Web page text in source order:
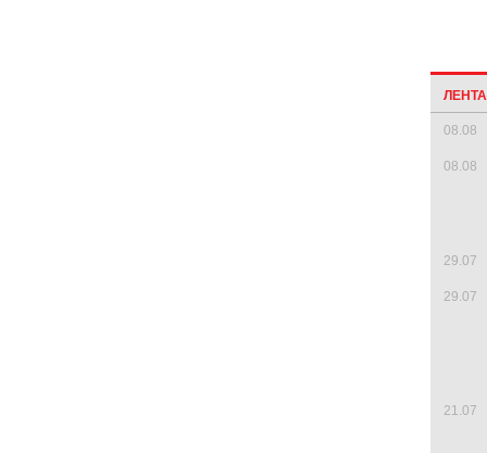
08.08
08.08
29.07
29.07
21.07